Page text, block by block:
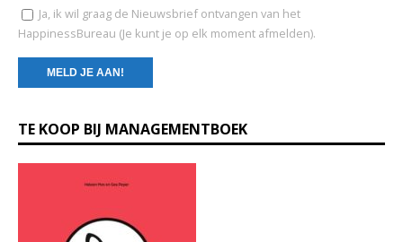
Ja, ik wil graag de Nieuwsbrief ontvangen van het
HappinessBureau (Je kunt je op elk moment afmelden).
o
n
TE KOOP BIJ MANAGEMENTBOEK